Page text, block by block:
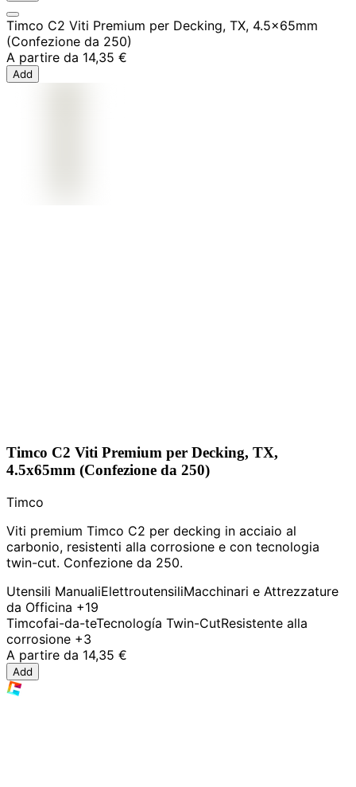
Timco C2 Viti Premium per Decking, TX, 4.5x65mm
(Confezione da 250)
A partire da 14,35 €
Add
Timco C2 Viti Premium per Decking, TX,
4.5x65mm (Confezione da 250)
Timco
Viti premium Timco C2 per decking in acciaio al
carbonio, resistenti alla corrosione e con tecnologia
twin-cut. Confezione da 250.
Utensili ManualiElettroutensiliMacchinari e Attrezzature
da Officina +19
Timcofai-da-teTecnología Twin-CutResistente alla
corrosione +3
A partire da 14,35 €
Add